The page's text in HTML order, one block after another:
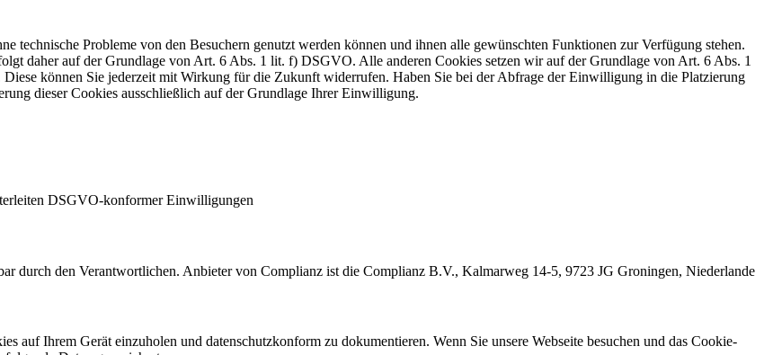
technische Probleme von den Besuchern genutzt werden können und ihnen alle gewünschten Funktionen zur Verfügung stehen.
daher auf der Grundlage von Art. 6 Abs. 1 lit. f) DSGVO. Alle anderen Cookies setzen wir auf der Grundlage von Art. 6 Abs. 1
können Sie jederzeit mit Wirkung für die Zukunft widerrufen. Haben Sie bei der Abfrage der Einwilligung in die Platzierung
dieser Cookies ausschließlich auf der Grundlage Ihrer Einwilligung.
DSGVO-konformer Einwilligungen
durch den Verantwortlichen. Anbieter von Complianz ist die Complianz B.V., Kalmarweg 14-5, 9723 JG Groningen, Niederlande
auf Ihrem Gerät einzuholen und datenschutzkonform zu dokumentieren. Wenn Sie unsere Webseite besuchen und das Cookie-